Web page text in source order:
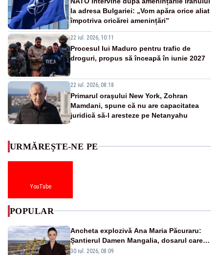
la adresa Bulgariei: „Vom apăra orice aliat
împotriva oricărei amenințări”
22 iul. 2026, 10:11
Procesul lui Maduro pentru trafic de
droguri, propus să înceapă în iunie 2027
22 iul. 2026, 08:18
Primarul oraşului New York, Zohran
Mamdani, spune că nu are capacitatea
juridică să-l aresteze pe Netanyahu
URMĂREȘTE-NE PE
YouTube
POPULAR
Ancheta explozivă Ana Maria Păcuraru:
Șantierul Damen Mangalia, dosarul care
scufundă apărarea României
30 iul. 2026, 08:09